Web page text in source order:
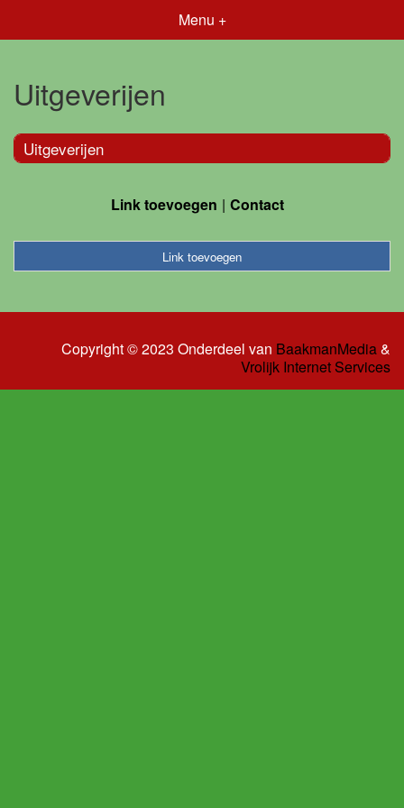
Menu +
Uitgeverijen
Uitgeverijen
Link toevoegen Contact
Link toevoegen
Copyright © 2023 Onderdeel van BaakmanMedia&
Vrolijk Internet Services